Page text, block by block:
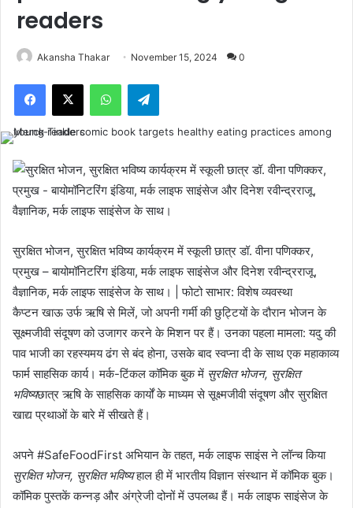
readers
Akansha Thakar November 15, 2024 0
Facebook
X WhatsAppTelegram
सुरक्षित भोजन, सुरक्षित भविष्य कार्यक्रम में स्कूली छात्र डॉ. वीना पणिक्कर,
प्रमुख – बायोमॉनिटरिंग इंडिया, मर्क लाइफ साइंसेज और दिनेश रवीन्द्रराजू,
वैज्ञानिक, मर्क लाइफ साइंसेज के साथ। | फोटो साभार: विशेष व्यवस्था
कैप्टन खाऊ उर्फ ​​ऋषि से मिलें, जो अपनी गर्मी की छुट्टियों के दौरान भोजन के
सूक्ष्मजीवी संदूषण को उजागर करने के मिशन पर हैं। उनका पहला मामला: यदु की
पाव भाजी का रहस्यमय ढंग से बंद होना, उसके बाद स्वप्ना दी के साथ एक महाकाव्य
फार्म साहसिक कार्य। मर्क-टिंकल कॉमिक बुक में सुरक्षित भोजन, सुरक्षित
भविष्यछात्र ऋषि के साहसिक कार्यों के माध्यम से सूक्ष्मजीवी संदूषण और सुरक्षित
खाद्य प्रथाओं के बारे में सीखते हैं।
अपने #SafeFoodFirst अभियान के तहत, मर्क लाइफ साइंस ने लॉन्च किया
सुरक्षित भोजन, सुरक्षित भविष्यहाल ही में भारतीय विज्ञान संस्थान में कॉमिक बुक।
कॉमिक पुस्तकें कन्नड़ और अंग्रेजी दोनों में उपलब्ध हैं। मर्क लाइफ साइंसेज के